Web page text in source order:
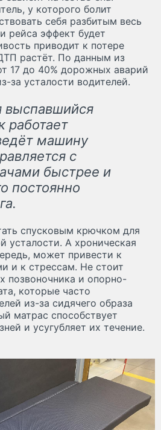
у которого болит
себя разбитым весь
рейса эффект будет
приводит к потере
растёт. По данным из
17 до 40% дорожных аварий
за усталости водителей.
выспавшийся
работает
машину
с
быстрее и
постоянно
спусковым крючком для
усталости. А хроническая
может привести к
и к стрессам. Не стоит
позвоночника и опорно-
которые часто
из-за сидячего образа
матрас способствует
и усугубляет их течение.